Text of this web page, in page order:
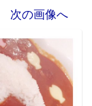
次の画像へ